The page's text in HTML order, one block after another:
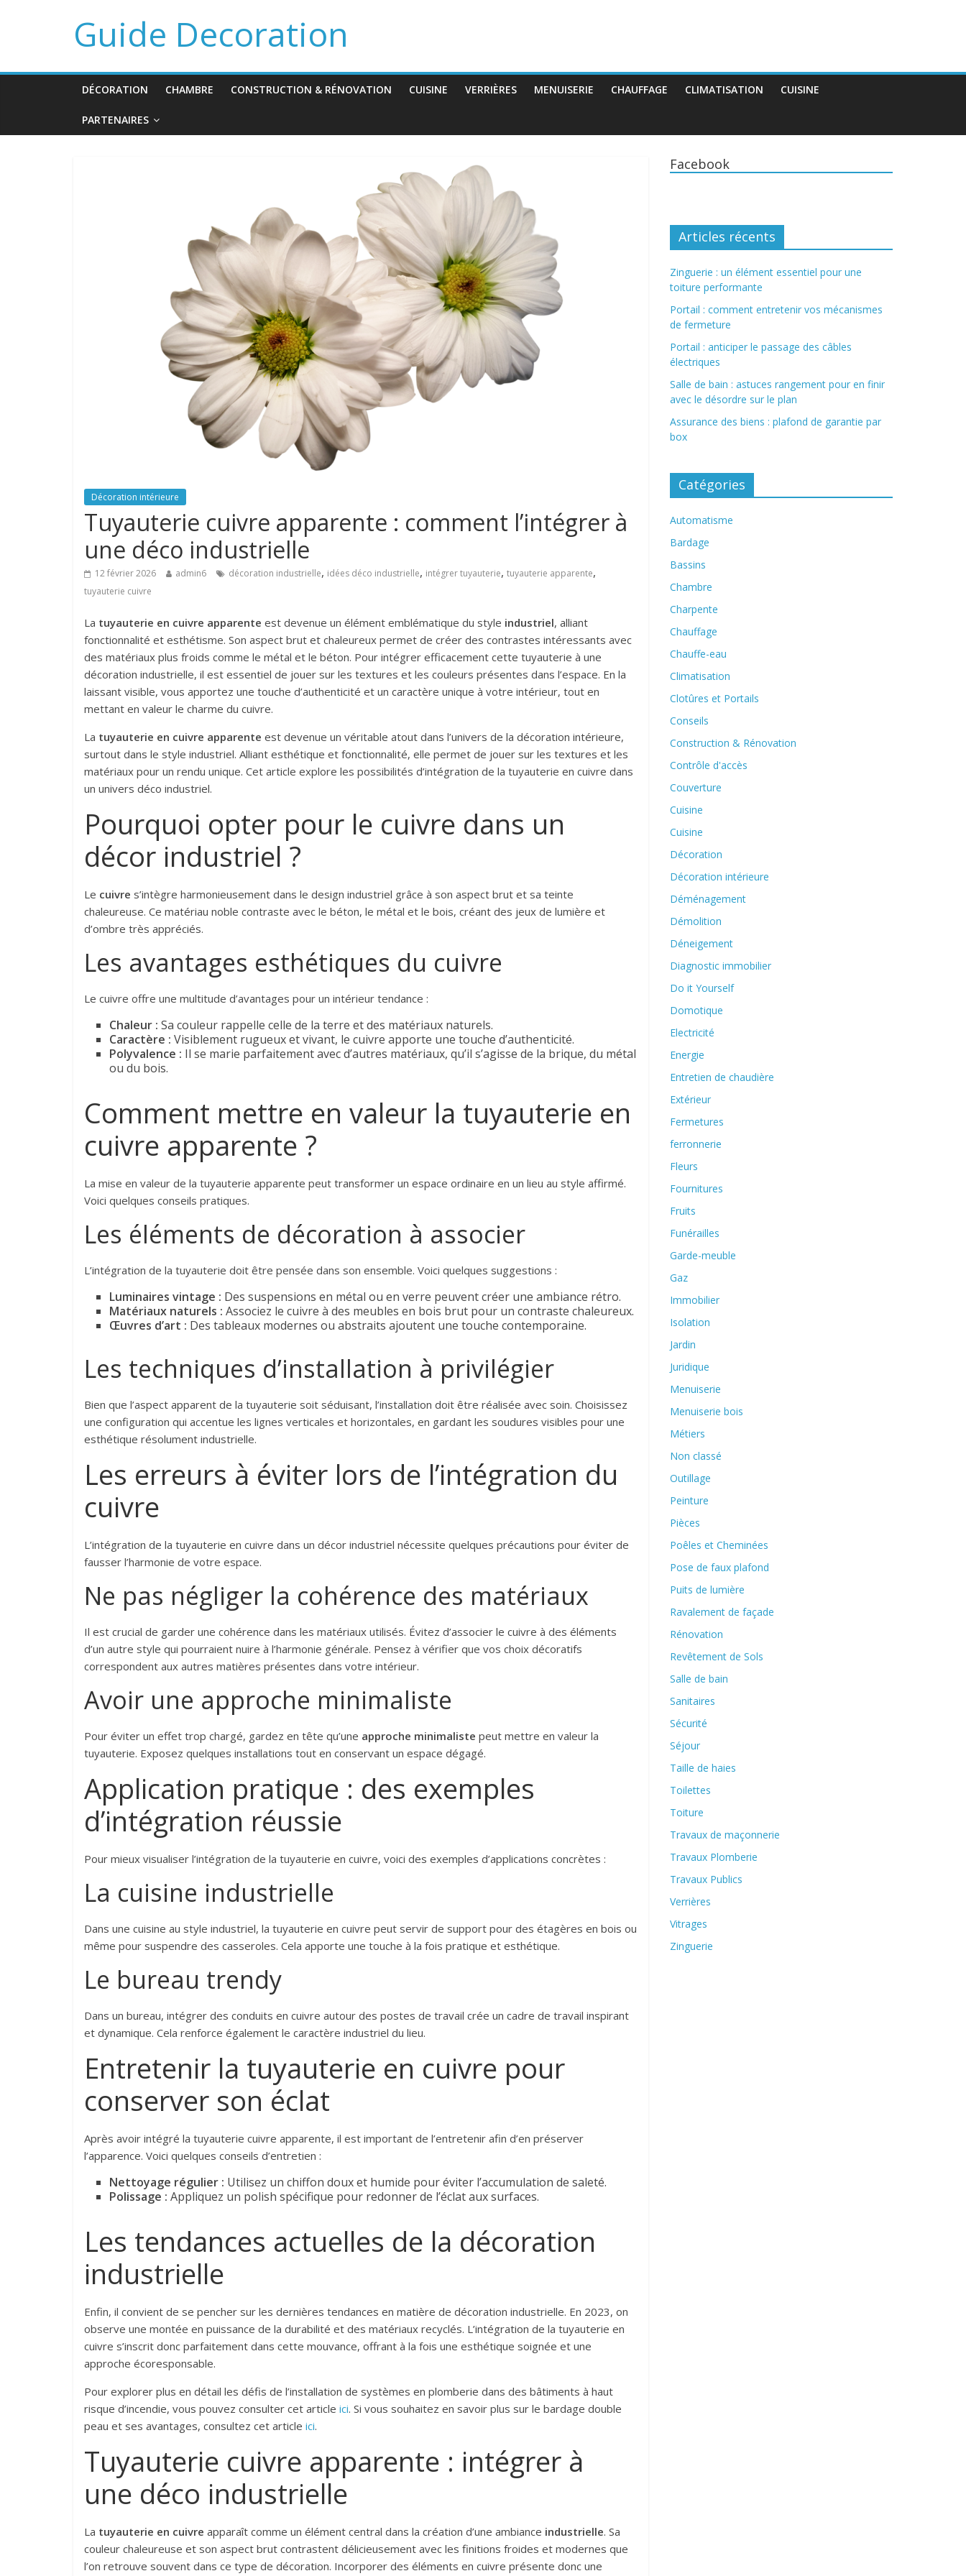
Guide Decoration
DÉCORATION CHAMBRE CONSTRUCTION & RÉNOVATION CUISINE VERRIÈRES MENUISERIE CHAUFFAGE CLIMATISATION CUISINE
PARTENAIRES
Décoration intérieure
Tuyauterie cuivre apparente : comment l’intégrer à
une déco industrielle
12 février 2026 admin6 décoration industrielle, idées déco industrielle, intégrer tuyauterie, tuyauterie apparente,
tuyauterie cuivre
La tuyauterie en cuivre apparente est devenue un élément emblématique du style industriel, alliant
fonctionnalité et esthétisme. Son aspect brut et chaleureux permet de créer des contrastes intéressants avec
des matériaux plus froids comme le métal et le béton. Pour intégrer efficacement cette tuyauterie à une
décoration industrielle, il est essentiel de jouer sur les textures et les couleurs présentes dans l’espace. En la
laissant visible, vous apportez une touche d’authenticité et un caractère unique à votre intérieur, tout en
mettant en valeur le charme du cuivre.
La tuyauterie en cuivre apparente est devenue un véritable atout dans l’univers de la décoration intérieure,
surtout dans le style industriel. Alliant esthétique et fonctionnalité, elle permet de jouer sur les textures et les
matériaux pour un rendu unique. Cet article explore les possibilités d’intégration de la tuyauterie en cuivre dans
un univers déco industriel.
Pourquoi opter pour le cuivre dans un
décor industriel ?
Le cuivre s’intègre harmonieusement dans le design industriel grâce à son aspect brut et sa teinte
chaleureuse. Ce matériau noble contraste avec le béton, le métal et le bois, créant des jeux de lumière et
d’ombre très appréciés.
Les avantages esthétiques du cuivre
Le cuivre offre une multitude d’avantages pour un intérieur tendance :
Chaleur : Sa couleur rappelle celle de la terre et des matériaux naturels.
Caractère : Visiblement rugueux et vivant, le cuivre apporte une touche d’authenticité.
Polyvalence : Il se marie parfaitement avec d’autres matériaux, qu’il s’agisse de la brique, du métal
ou du bois.
Comment mettre en valeur la tuyauterie en
cuivre apparente ?
La mise en valeur de la tuyauterie apparente peut transformer un espace ordinaire en un lieu au style affirmé.
Voici quelques conseils pratiques.
Les éléments de décoration à associer
L’intégration de la tuyauterie doit être pensée dans son ensemble. Voici quelques suggestions :
Luminaires vintage : Des suspensions en métal ou en verre peuvent créer une ambiance rétro.
Matériaux naturels : Associez le cuivre à des meubles en bois brut pour un contraste chaleureux.
Œuvres d’art : Des tableaux modernes ou abstraits ajoutent une touche contemporaine.
Les techniques d’installation à privilégier
Bien que l’aspect apparent de la tuyauterie soit séduisant, l’installation doit être réalisée avec soin. Choisissez
une configuration qui accentue les lignes verticales et horizontales, en gardant les soudures visibles pour une
esthétique résolument industrielle.
Les erreurs à éviter lors de l’intégration du
cuivre
L’intégration de la tuyauterie en cuivre dans un décor industriel nécessite quelques précautions pour éviter de
fausser l’harmonie de votre espace.
Ne pas négliger la cohérence des matériaux
Il est crucial de garder une cohérence dans les matériaux utilisés. Évitez d’associer le cuivre à des éléments
d’un autre style qui pourraient nuire à l’harmonie générale. Pensez à vérifier que vos choix décoratifs
correspondent aux autres matières présentes dans votre intérieur.
Avoir une approche minimaliste
Pour éviter un effet trop chargé, gardez en tête qu’une approche minimaliste peut mettre en valeur la
tuyauterie. Exposez quelques installations tout en conservant un espace dégagé.
Application pratique : des exemples
d’intégration réussie
Pour mieux visualiser l’intégration de la tuyauterie en cuivre, voici des exemples d’applications concrètes :
La cuisine industrielle
Dans une cuisine au style industriel, la tuyauterie en cuivre peut servir de support pour des étagères en bois ou
même pour suspendre des casseroles. Cela apporte une touche à la fois pratique et esthétique.
Le bureau trendy
Dans un bureau, intégrer des conduits en cuivre autour des postes de travail crée un cadre de travail inspirant
et dynamique. Cela renforce également le caractère industriel du lieu.
Entretenir la tuyauterie en cuivre pour
conserver son éclat
Après avoir intégré la tuyauterie cuivre apparente, il est important de l’entretenir afin d’en préserver
l’apparence. Voici quelques conseils d’entretien :
Nettoyage régulier : Utilisez un chiffon doux et humide pour éviter l’accumulation de saleté.
Polissage : Appliquez un polish spécifique pour redonner de l’éclat aux surfaces.
Les tendances actuelles de la décoration
industrielle
Enfin, il convient de se pencher sur les dernières tendances en matière de décoration industrielle. En 2023, on
observe une montée en puissance de la durabilité et des matériaux recyclés. L’intégration de la tuyauterie en
cuivre s’inscrit donc parfaitement dans cette mouvance, offrant à la fois une esthétique soignée et une
approche écoresponsable.
Pour explorer plus en détail les défis de l’installation de systèmes en plomberie dans des bâtiments à haut
risque d’incendie, vous pouvez consulter cet article ici. Si vous souhaitez en savoir plus sur le bardage double
peau et ses avantages, consultez cet article ici.
Tuyauterie cuivre apparente : intégrer à
une déco industrielle
La tuyauterie en cuivre apparaît comme un élément central dans la création d’une ambiance industrielle. Sa
couleur chaleureuse et son aspect brut contrastent délicieusement avec les finitions froides et modernes que
l’on retrouve souvent dans ce type de décoration. Incorporer des éléments en cuivre présente donc une
Facebook
Articles récents
Zinguerie : un élément essentiel pour une
toiture performante
Portail : comment entretenir vos mécanismes
de fermeture
Portail : anticiper le passage des câbles
électriques
Salle de bain : astuces rangement pour en finir
avec le désordre sur le plan
Assurance des biens : plafond de garantie par
box
Catégories
Automatisme
Bardage
Bassins
Chambre
Charpente
Chauffage
Chauffe-eau
Climatisation
Clotûres et Portails
Conseils
Construction & Rénovation
Contrôle d'accès
Couverture
Cuisine
Cuisine
Décoration
Décoration intérieure
Déménagement
Démolition
Déneigement
Diagnostic immobilier
Do it Yourself
Domotique
Electricité
Energie
Entretien de chaudière
Extérieur
Fermetures
ferronnerie
Fleurs
Fournitures
Fruits
Funérailles
Garde-meuble
Gaz
Immobilier
Isolation
Jardin
Juridique
Menuiserie
Menuiserie bois
Métiers
Non classé
Outillage
Peinture
Pièces
Poêles et Cheminées
Pose de faux plafond
Puits de lumière
Ravalement de façade
Rénovation
Revêtement de Sols
Salle de bain
Sanitaires
Sécurité
Séjour
Taille de haies
Toilettes
Toiture
Travaux de maçonnerie
Travaux Plomberie
Travaux Publics
Verrières
Vitrages
Zinguerie